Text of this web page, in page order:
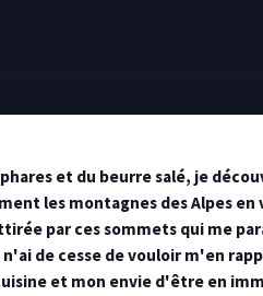
phares et du beurre salé, je
les montagnes des Alpes en
par ces sommets qui me
de cesse de vouloir m'en
et mon envie d'être en